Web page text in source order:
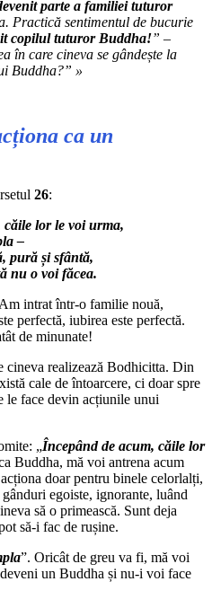
parte a familiei tuturor
Practică sentimentul de bucurie
copilul tuturor Buddha!” –
în care cineva se gândește la
Buddha?” »
ca un
26:
căile lor le voi urma,
–
pură și sfântă,
nu o voi făcea.
intrat într-o familie nouă,
perfectă, iubirea este perfectă.
de minunate!
cineva realizează Bodhicitta. Din
cale de întoarcere, ci doar spre
le face devin acțiunile unui
„Începând de acum, căile lor
Buddha, mă voi antrena acum
doar pentru binele celorlalți,
egoiste, ignorante, luând
să o primească. Sunt deja
să-i fac de rușine.
”. Oricât de greu va fi, mă voi
un Buddha și nu-i voi face